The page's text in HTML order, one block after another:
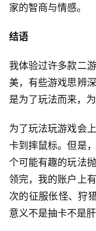
家的智商与情感。
结语
我体验过许多款二
美，有些游戏思辨
是为了玩法而来，
为了玩法玩游戏会
卡到摔鼠标。但是
个可能有趣的玩法
领完，我的账户上
次的征服伥怪、狩
意义不是抽卡不是